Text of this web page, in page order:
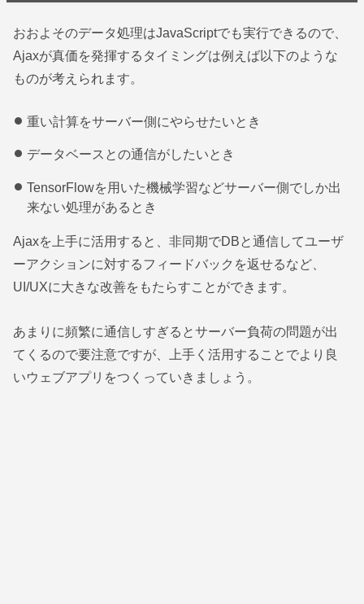
おおよそのデータ処理はJavaScriptでも実行できるので、
Ajaxが真価を発揮するタイミングは例えば以下のような
ものが考えられます。
重い計算をサーバー側にやらせたいとき
データベースとの通信がしたいとき
TensorFlowを用いた機械学習などサーバー側でしか出
来ない処理があるとき
Ajaxを上手に活用すると、非同期でDBと通信してユーザ
ーアクションに対するフィードバックを返せるなど、
UI/UXに大きな改善をもたらすことができます。
あまりに頻繁に通信しすぎるとサーバー負荷の問題が出
てくるので要注意ですが、上手く活用することでより良
いウェブアプリをつくっていきましょう。